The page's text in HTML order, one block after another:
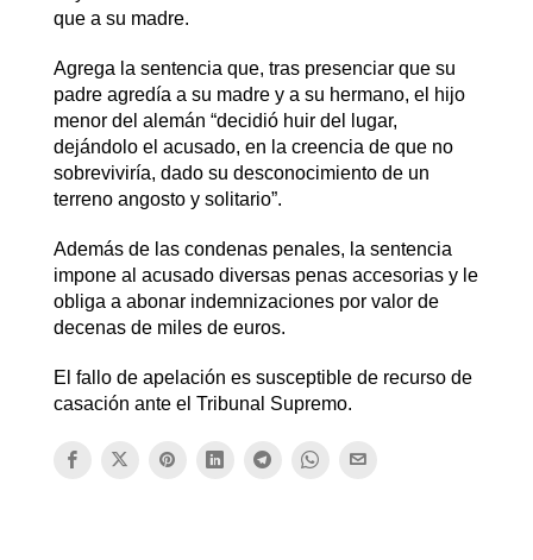
que a su madre.
Agrega la sentencia que, tras presenciar que su
padre agredía a su madre y a su hermano, el hijo
menor del alemán “decidió huir del lugar,
dejándolo el acusado, en la creencia de que no
sobreviviría, dado su desconocimiento de un
terreno angosto y solitario”.
Además de las condenas penales, la sentencia
impone al acusado diversas penas accesorias y le
obliga a abonar indemnizaciones por valor de
decenas de miles de euros.
El fallo de apelación es susceptible de recurso de
casación ante el Tribunal Supremo.